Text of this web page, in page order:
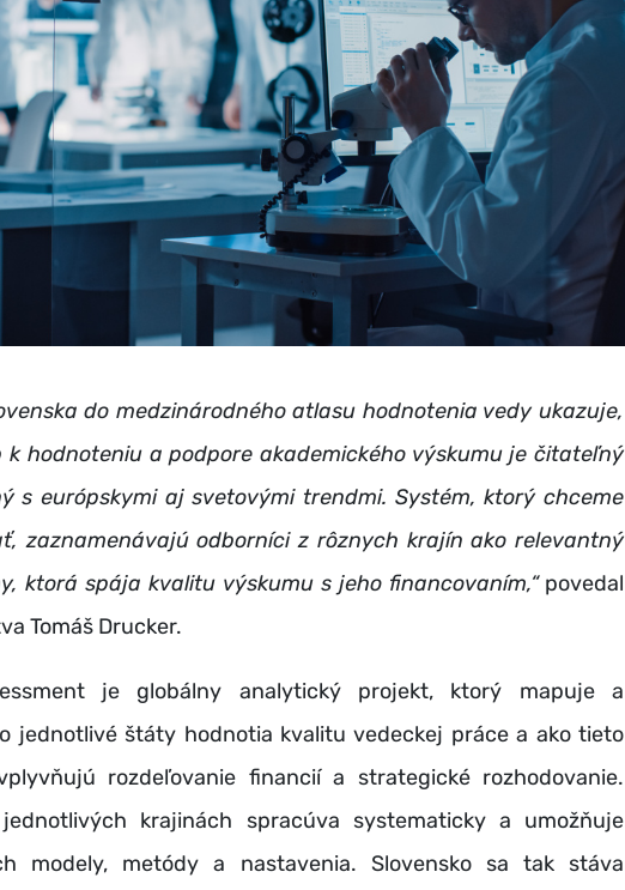
do medzinárodného atlasu hodnotenia vedy ukazuje,
k hodnoteniu a podpore akademického výskumu je čitateľný
s európskymi aj svetovými trendmi. Systém, ktorý chceme
zaznamenávajú odborníci z rôznych krajín ako relevantný
ktorá spája kvalitu výskumu s jeho financovaním,“povedal
Tomáš Drucker.
je globálny analytický projekt, ktorý mapuje a
jednotlivé štáty hodnotia kvalitu vedeckej práce a ako tieto
rozdeľovanie financií a strategické rozhodovanie.
krajinách spracúva systematicky a umožňuje
modely, metódy a nastavenia. Slovensko sa tak stáva